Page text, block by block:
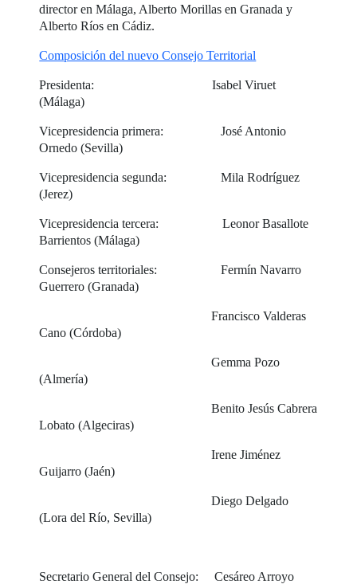
director en Málaga, Alberto Morillas en Granada y
Alberto Ríos en Cádiz.
Composición del nuevo Consejo Territorial
Presidenta: Isabel Viruet
(Málaga)
Vicepresidencia primera: José Antonio
Ornedo (Sevilla)
Vicepresidencia segunda: Mila Rodríguez
(Jerez)
Vicepresidencia tercera: Leonor Basallote
Barrientos (Málaga)
Consejeros territoriales: Fermín Navarro
Guerrero (Granada)
Francisco Valderas
Cano (Córdoba)
Gemma Pozo
(Almería)
Benito Jesús Cabrera
Lobato (Algeciras)
Irene Jiménez
Guijarro (Jaén)
Diego Delgado
(Lora del Río, Sevilla)
Secretario General del Consejo: Cesáreo Arroyo